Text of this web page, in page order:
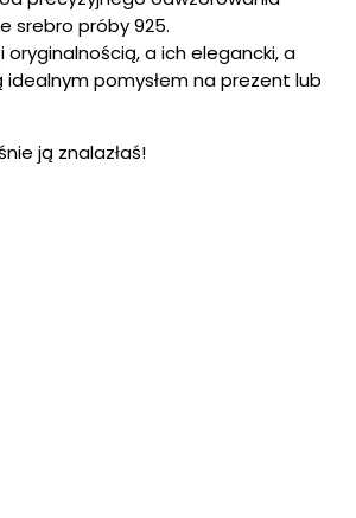
srebro próby 925.
oryginalnością, a ich elegancki, a
pomysłem na prezent lub
ją znalazłaś!